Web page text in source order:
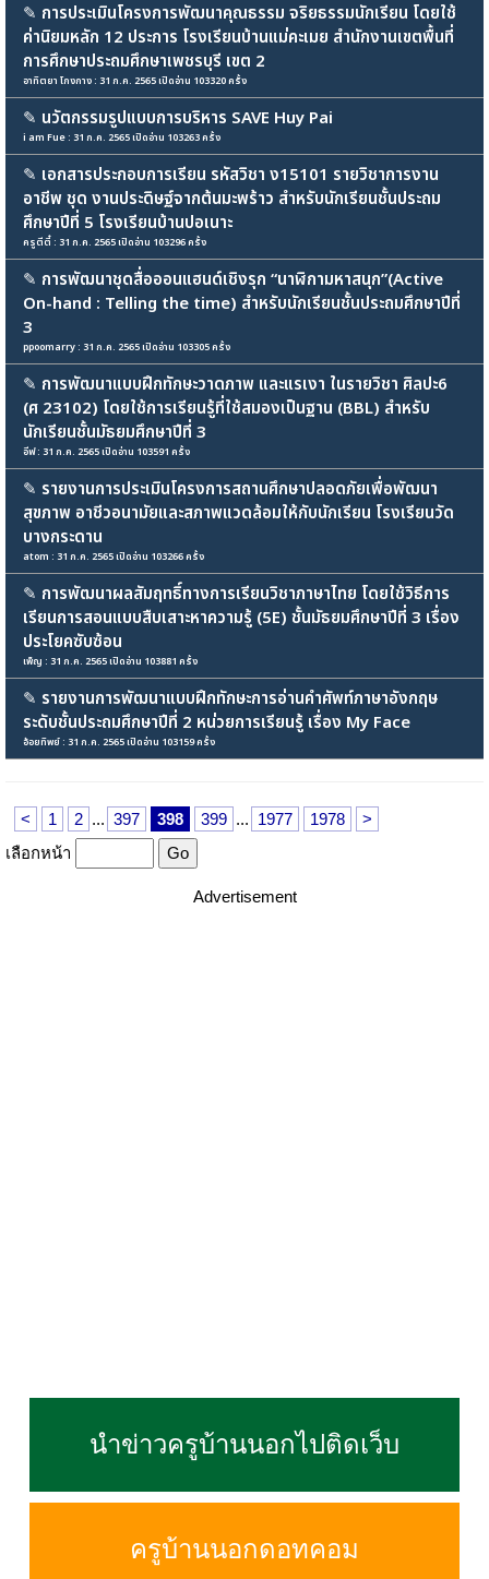
✎ การประเมินโครงการพัฒนาคุณธรรม จริยธรรมนักเรียน โดยใช้
ค่านิยมหลัก 12 ประการ โรงเรียนบ้านแม่คะเมย สำนักงานเขตพื้นที่
การศึกษาประถมศึกษาเพชรบุรี เขต 2
อาทิตยา โกงกาง : 31 ก.ค. 2565 เปิดอ่าน 103320 ครั้ง
✎ นวัตกรรมรูปแบบการบริหาร SAVE Huy Pai
i am Fue : 31 ก.ค. 2565 เปิดอ่าน 103263 ครั้ง
✎ เอกสารประกอบการเรียน รหัสวิชา ง15101 รายวิชาการงาน
อาชีพ ชุด งานประดิษฐ์จากต้นมะพร้าว สำหรับนักเรียนชั้นประถม
ศึกษาปีที่ 5 โรงเรียนบ้านปอเนาะ
ครูตีตี๋ : 31 ก.ค. 2565 เปิดอ่าน 103296 ครั้ง
✎ การพัฒนาชุดสื่อออนแฮนด์เชิงรุก “นาฬิกามหาสนุก”(Active
On-hand : Telling the time) สำหรับนักเรียนชั้นประถมศึกษาปีที่
3
ppoomarry : 31 ก.ค. 2565 เปิดอ่าน 103305 ครั้ง
✎ การพัฒนาแบบฝึกทักษะวาดภาพ และแรเงา ในรายวิชา ศิลปะ6
(ศ 23102) โดยใช้การเรียนรู้ที่ใช้สมองเป็นฐาน (BBL) สำหรับ
นักเรียนชั้นมัธยมศึกษาปีที่ 3
อีฟ : 31 ก.ค. 2565 เปิดอ่าน 103591 ครั้ง
✎ รายงานการประเมินโครงการสถานศึกษาปลอดภัยเพื่อพัฒนา
สุขภาพ อาชีวอนามัยและสภาพแวดล้อมให้กับนักเรียน โรงเรียนวัด
บางกระดาน
atom : 31 ก.ค. 2565 เปิดอ่าน 103266 ครั้ง
✎ การพัฒนาผลสัมฤทธิ์ทางการเรียนวิชาภาษาไทย โดยใช้วิธีการ
เรียนการสอนแบบสืบเสาะหาความรู้ (5E) ชั้นมัธยมศึกษาปีที่ 3 เรื่อง
ประโยคซับซ้อน
เพ็ญ : 31 ก.ค. 2565 เปิดอ่าน 103881 ครั้ง
✎ รายงานการพัฒนาแบบฝึกทักษะการอ่านคำศัพท์ภาษาอังกฤษ
ระดับชั้นประถมศึกษาปีที่ 2 หน่วยการเรียนรู้ เรื่อง My Face
อ้อยทิพย์ : 31 ก.ค. 2565 เปิดอ่าน 103159 ครั้ง
< 1 2 ... 397 398 399 ... 1977 1978
>
เลือกหน้า
Advertisement
นำข่าวครูบ้านนอกไปติดเว็บ
ครูบ้านนอกดอทคอม